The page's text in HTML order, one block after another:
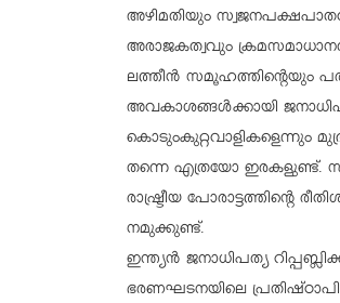
അഴിമതിയും
അരാജകത്വവും
ലത്തീന്‍ സമൂഹത്തിന്റെയും
അവകാശങ്ങള്‍ക്കായി
കൊടുംകുറ്റവാളികളെന്നും
തന്നെ എത്രയോ ഇരകളുണ്ട്.
രാഷ്ട്രീയ പോരാട്ടത്തിന്റെ
നമുക്കുണ്ട്.
ഇന്ത്യന്‍ ജനാധിപത്യ
ഭരണഘടനയിലെ